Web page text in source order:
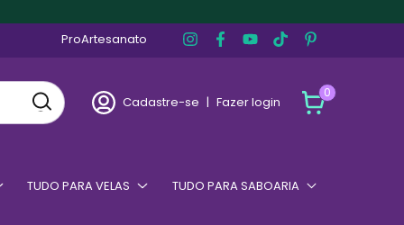
ProArtesanato
Cadastre-se | Fazer login
0
TUDO PARA VELAS TUDO PARA SABOARIA